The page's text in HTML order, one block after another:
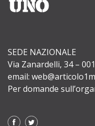
SEDE NAZIONALE
Via Zanardelli, 34 –
email:
Per domande